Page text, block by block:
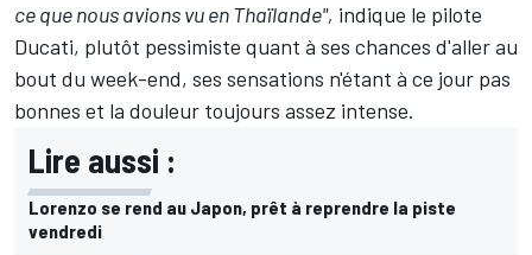
ce que nous avions vu en Thaïlande", indique le pilote
Ducati, plutôt pessimiste quant à ses chances d'aller au
bout du week-end, ses sensations n'étant à ce jour pas
bonnes et la douleur toujours assez intense.
Lire aussi :
Lorenzo se rend au Japon, prêt à reprendre la piste
vendredi